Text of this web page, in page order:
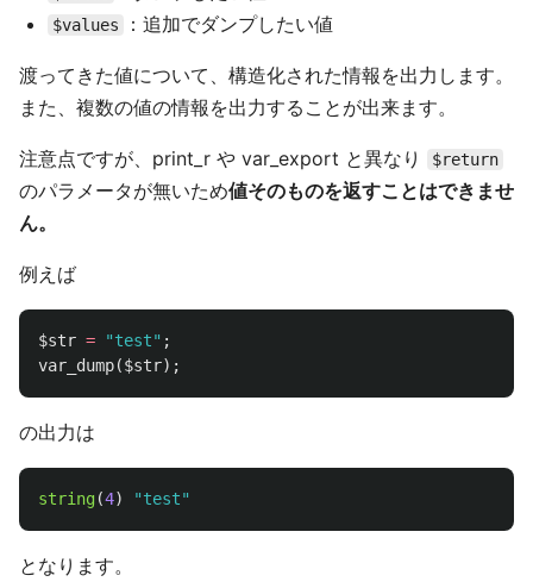
$values ：追加でダンプしたい値
渡ってきた値について、構造化された情報を出力します。
また、複数の値の情報を出力することが出来ます。
注意点ですが、print_r や var_export と異なり $return
のパラメータが無いため値そのものを返すことはできませ
ん。
例えば
$str = "test" ;
var_dump($str);
の出力は
string(4) "test"
となります。